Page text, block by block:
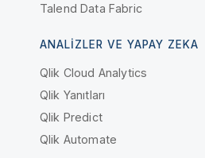
Talend Data Fabric
ANALIZLER VE YAPAY ZEKA
Qlik Cloud Analytics
Qlik Yanıtları
Qlik Predict
Qlik Automate